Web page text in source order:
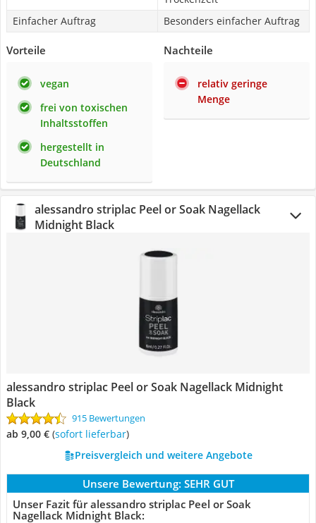
Einfacher Auftrag
Besonders einfacher Auftrag
Vorteile
vegan
frei von toxischen
Inhaltsstoffen
hergestellt in
Deutschland
Nachteile
relativ geringe
Menge
alessandro striplac Peel or Soak Nagellack
Midnight Black
alessandro striplac Peel or Soak Nagellack Midnight
Black
915 Bewertungen
ab 9,00 € ( Sofort lieferbar)
Preisvergleich und weitere Angebote
Unsere Bewertung: SEHR GUT
Unser Fazit für alessandro striplac Peel or Soak
Nagellack Midnight Black: